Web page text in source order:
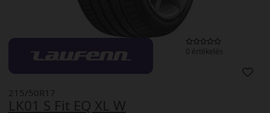
0 értékelés
LK01 S Fit EQ XL W
215/50R17